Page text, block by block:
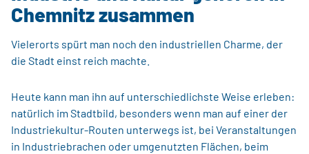
Chemnitz zusammen
Vielerorts spürt man noch den industriellen Charme, der
die Stadt einst reich machte.
Heute kann man ihn auf unterschiedlichste Weise erleben:
natürlich im Stadtbild, besonders wenn man auf einer der
Industriekultur-Routen unterwegs ist, bei Veranstaltungen
in Industriebrachen oder umgenutzten Flächen, beim